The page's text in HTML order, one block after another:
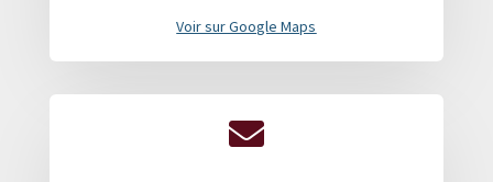
Voir sur Google Maps
